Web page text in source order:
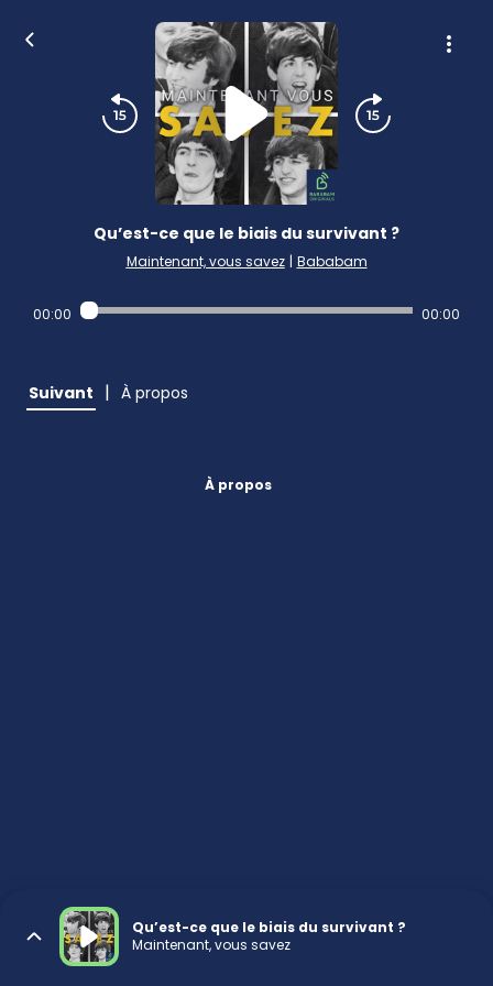
Qu’est-ce que le biais du survivant ?
Maintenant, vous savez | Bababam
00:00 00:00
Suivant | À propos
À propos
Qu’est-ce que le biais du survivant ?
Maintenant, vous savez